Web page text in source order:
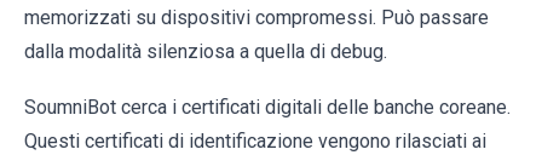
memorizzati su dispositivi compromessi. Può passare
dalla modalità silenziosa a quella di debug.
SoumniBot cerca i certificati digitali delle banche coreane.
Questi certificati di identificazione vengono rilasciati ai